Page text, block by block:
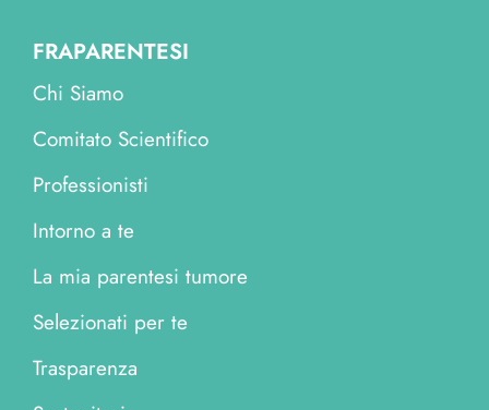
FRAPARENTESI
Chi Siamo
Comitato Scientifico
Professionisti
Intorno a te
La mia parentesi tumore
Selezionati per te
Trasparenza